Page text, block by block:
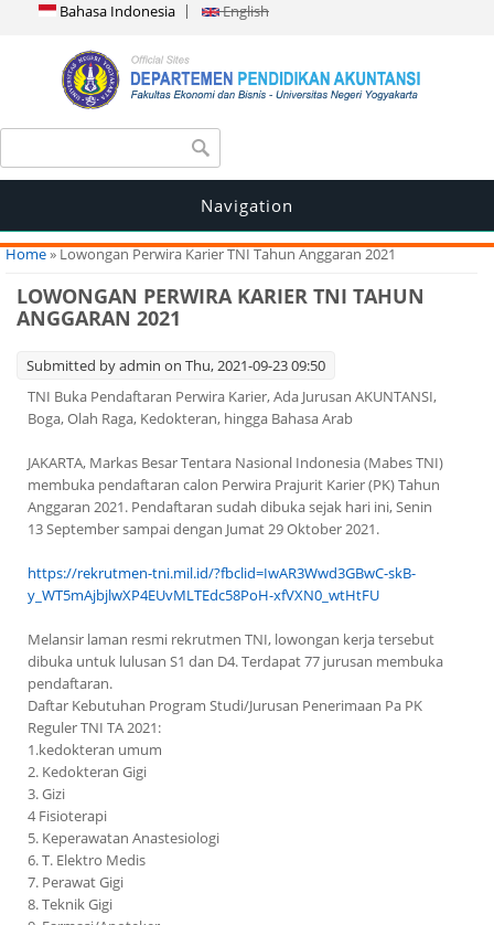
Bahasa Indonesia English
Search form
Navigation
You are here
Home» Lowongan Perwira Karier TNI Tahun Anggaran 2021
LOWONGAN PERWIRA KARIER TNI TAHUN
ANGGARAN 2021
Submitted byadmin on Thu, 2021-09-23 09:50
TNI Buka Pendaftaran Perwira Karier, Ada Jurusan AKUNTANSI,
Boga, Olah Raga, Kedokteran, hingga Bahasa Arab
JAKARTA, Markas Besar Tentara Nasional Indonesia (Mabes TNI)
membuka pendaftaran calon Perwira Prajurit Karier (PK) Tahun
Anggaran 2021. Pendaftaran sudah dibuka sejak hari ini, Senin
13 September sampai dengan Jumat 29 Oktober 2021.
https://rekrutmen-tni.mil.id/?fbclid=IwAR3Wwd3GBwC-skB-
y_WT5mAjbjlwXP4EUvMLTEdc58PoH-xfVXN0_wtHtFU
Melansir laman resmi rekrutmen TNI, lowongan kerja tersebut
dibuka untuk lulusan S1 dan D4. Terdapat 77 jurusan membuka
pendaftaran.
Daftar Kebutuhan Program Studi/Jurusan Penerimaan Pa PK
Reguler TNI TA 2021:
1.kedokteran umum
2. Kedokteran Gigi
3. Gizi
4 Fisioterapi
5. Keperawatan Anastesiologi
6. T. Elektro Medis
7. Perawat Gigi
8. Teknik Gigi